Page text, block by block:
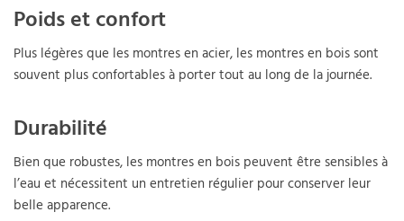
Poids et confort
Plus légères que les montres en acier, les montres en bois sont
souvent plus confortables à porter tout au long de la journée.
Durabilité
Bien que robustes, les montres en bois peuvent être sensibles à
l’eau et nécessitent un entretien régulier pour conserver leur
belle apparence.